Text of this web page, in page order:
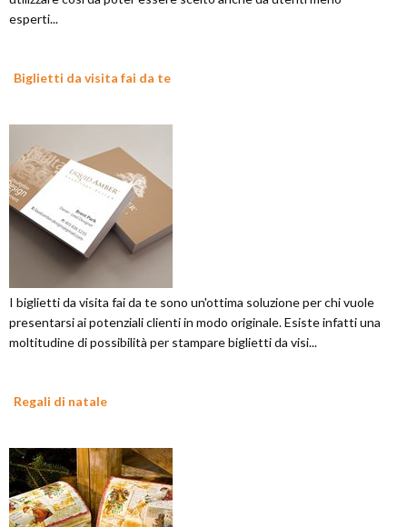
esperti...
Biglietti da visita fai da te
I biglietti da visita fai da te sono un'ottima soluzione per chi vuole
presentarsi ai potenziali clienti in modo originale. Esiste infatti una
moltitudine di possibilità per stampare biglietti da visi...
Regali di natale